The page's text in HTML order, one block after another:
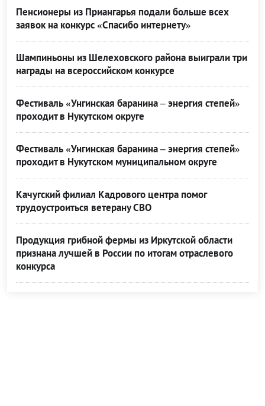
Пенсионеры из Приангарья подали больше всех
заявок на конкурс «Спасибо интернету»
Шампиньоны из Шелеховского района выиграли три
награды на всероссийском конкурсе
Фестиваль «Унгинская баранина – энергия степей»
проходит в Нукутском округе
Фестиваль «Унгинская баранина – энергия степей»
проходит в Нукутском муниципальном округе
Качугский филиал Кадрового центра помог
трудоустроиться ветерану СВО
Продукция грибной фермы из Иркутской области
признана лучшей в России по итогам отраслевого
конкурса